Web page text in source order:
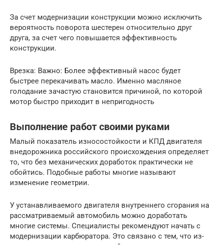
За счет модернизации конструкции можно исключить
вероятность поворота шестерен относительно друг
друга, за счет чего повышается эффективность
конструкции.
Врезка: Важно: Более эффективный насос будет
быстрее перекачивать масло. Именно масляное
голодание зачастую становится причиной, по которой
мотор быстро приходит в непригодность
Выполнение работ своими руками
Малый показатель износостойкости и КПД двигателя
внедорожника российского происхождения определяет
то, что без механических доработок практически не
обойтись. Подобные работы многие называют
изменение геометрии.
У устанавливаемого двигателя внутреннего сгорания на
рассматриваемый автомобиль можно доработать
многие системы. Специалисты рекомендуют начать с
модернизации карбюратора. Это связано с тем, что из-